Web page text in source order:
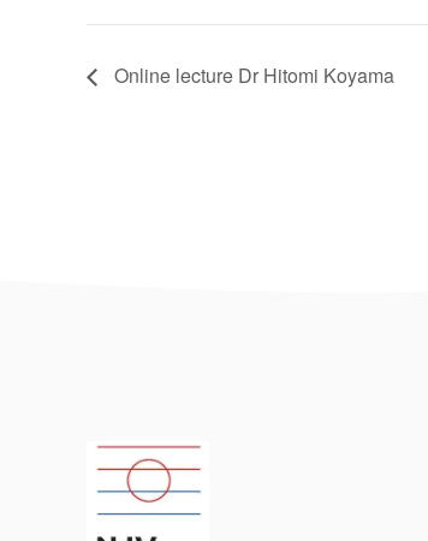
Online lecture Dr Hitomi Koyama